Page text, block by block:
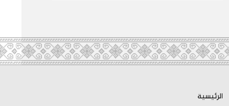
الرئيسية